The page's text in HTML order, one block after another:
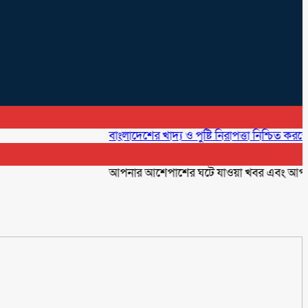
বাংলাদেশের খাদ্য ও পুষ্টি নিরাপত্তা নিশ্চিত করতে
আপনার আশেপাশের ঘটে যাওয়া খবর এবং আপনার